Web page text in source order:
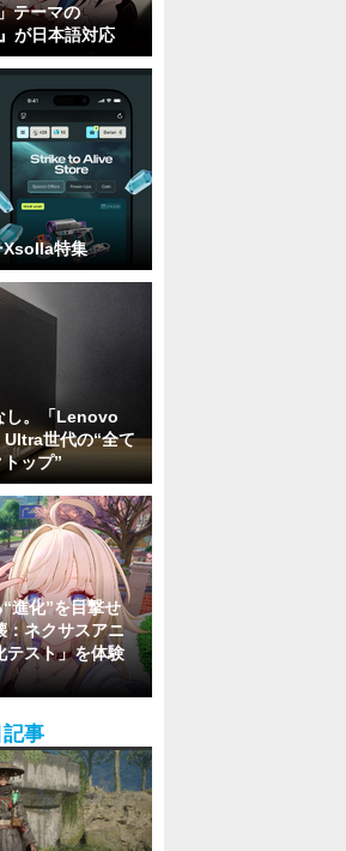
テーマの
が日本語対応
Xsolla特集
し。「Lenovo
世代の“全て
ップ”
進化”を目撃せ
ネクサスアニ
テスト」を体験
事